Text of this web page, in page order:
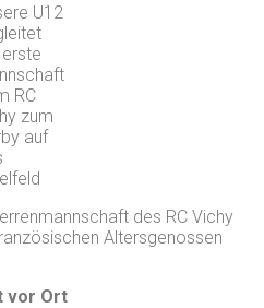
U12
RC
zum
auf
des RC Vichy
Altersgenossen
vor Ort